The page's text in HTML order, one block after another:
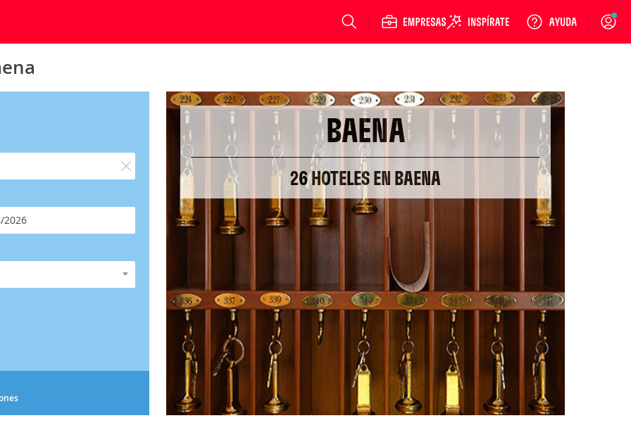
Login
BAENA
26 HOTELES EN BAENA